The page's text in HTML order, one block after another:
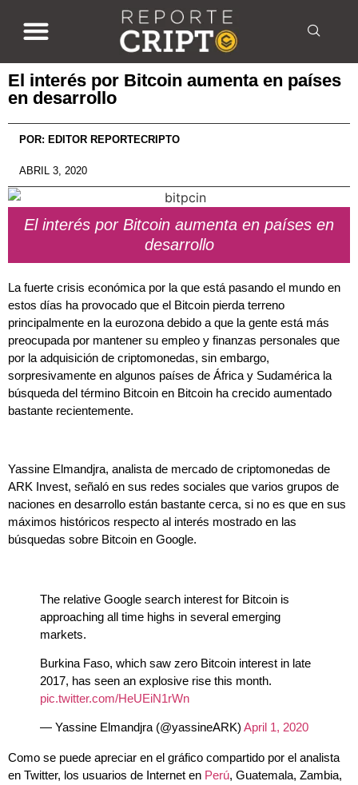
El interés por Bitcoin aumenta en países
en desarrollo
POR: EDITOR REPORTECRIPTO
ABRIL 3, 2020
El interés por Bitcoin aumenta en países en
desarrollo
La fuerte crisis económica por la que está pasando el mundo en
estos días ha provocado que el Bitcoin pierda terreno
principalmente en la eurozona debido a que la gente está más
preocupada por mantener su empleo y finanzas personales que
por la adquisición de criptomonedas, sin embargo,
sorpresivamente en algunos países de África y Sudamérica la
búsqueda del término Bitcoin en Bitcoin ha crecido aumentado
bastante recientemente.
Yassine Elmandjra, analista de mercado de criptomonedas de
ARK Invest, señaló en sus redes sociales que varios grupos de
naciones en desarrollo están bastante cerca, si no es que en sus
máximos históricos respecto al interés mostrado en las
búsquedas sobre Bitcoin en Google.
The relative Google search interest for Bitcoin is
approaching all time highs in several emerging
markets.
Burkina Faso, which saw zero Bitcoin interest in late
2017, has seen an explosive rise this month.
pic.twitter.com/HeUEiN1rWn
— Yassine Elmandjra (@yassineARK) April 1, 2020
Como se puede apreciar en el gráfico compartido por el analista
en Twitter, los usuarios de Internet en Perú, Guatemala, Zambia,